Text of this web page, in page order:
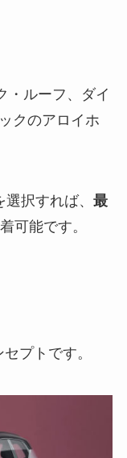
・ルーフ、ダイ
クのアロイホ
択すれば、 最
可能です。
プトです。